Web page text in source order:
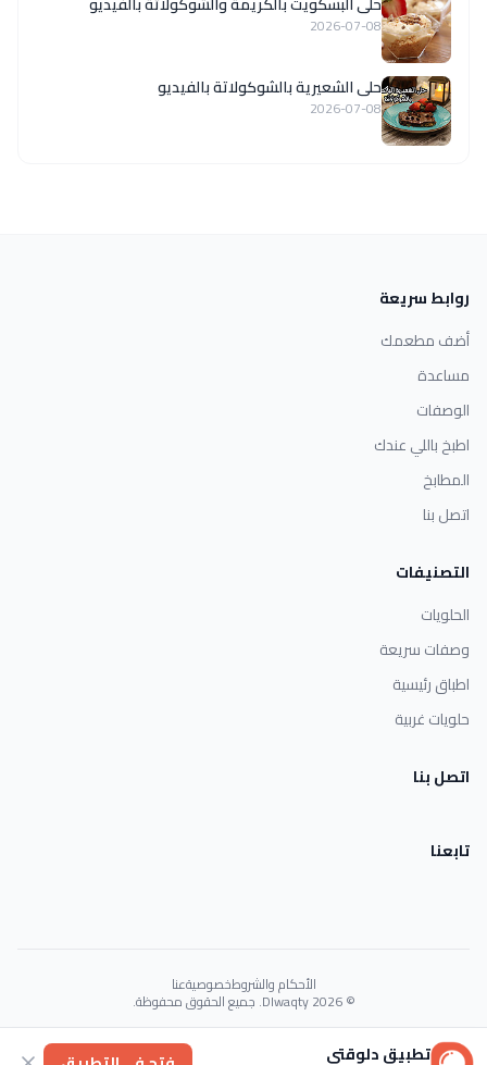
2026-07-08
حلى الشعيرية بالشوكولاتة بالفيديو
2026-07-08
روابط سريعة
أضف مطعمك
مساعدة
الوصفات
اطبخ باللي عندك
المطابخ
اتصل بنا
التصنيفات
الحلويات
وصفات سريعة
اطباق رئيسية
حلويات غربية
اتصل بنا
تابعنا
الأحكام والشروطخصوصيةعنا
© 2026 Dlwaqty. جميع الحقوق محفوظة.
Powered byGAIT
تطبيق دلوقتي